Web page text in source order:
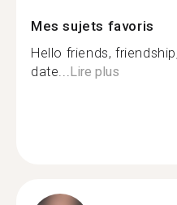
Mes sujets favoris
Hello friends,
date...Lire plus